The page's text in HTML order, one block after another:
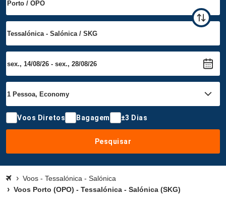
Voos Diretos Bagagem ±3 Dias
Pesquisar
Voos - Tessalónica - Salónica
Voos Porto (OPO) - Tessalónica - Salónica (SKG)